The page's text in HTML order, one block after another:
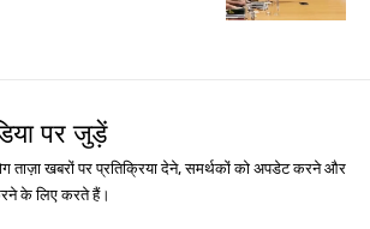
पर जुड़ें
ताज़ा खबरों पर प्रतिक्रिया देने, समर्थकों को अपडेट करने और
के लिए करते हैं।